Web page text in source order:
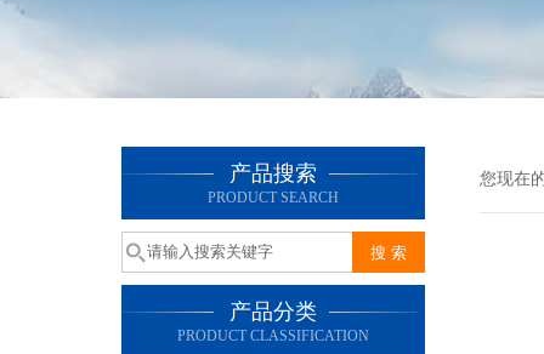
产品搜索
PRODUCT SEARCH
产品分类
PRODUCT CLASSIFICATION
您现在